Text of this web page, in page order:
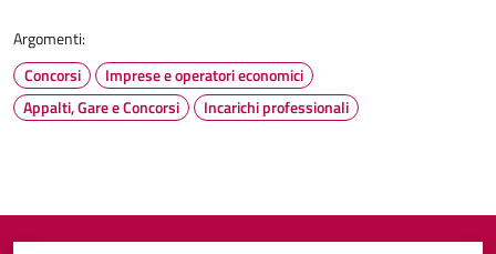
Argomenti:
Concorsi
Imprese e operatori economici
Appalti, Gare e Concorsi
Incarichi professionali